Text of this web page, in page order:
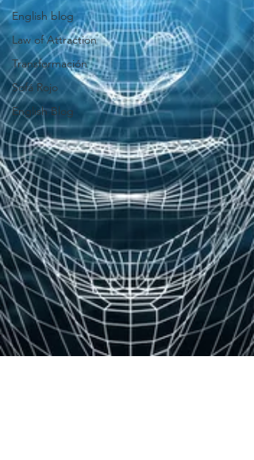
English blog
Law of Attraction
Transformación
Sofá Rojo
English Blog